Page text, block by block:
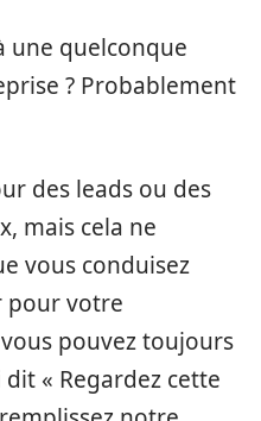
une quelconque
? Probablement
des leads ou des
mais cela ne
vous conduisez
pour votre
pouvez toujours
« Regardez cette